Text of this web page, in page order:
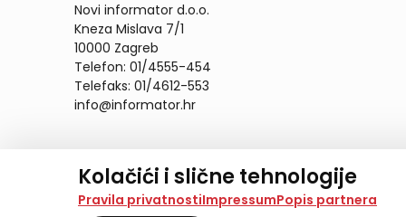
Kolačići i slične tehnologije
Na našoj web stranici koristimo kolačiće i slične
Pravila privatnostiImpressumPopis partnera
Novi informator d.o.o.
Kneza Mislava 7/1
10000 Zagreb
Telefon: 01/4555-454
Telefaks: 01/4612-553
info@informator.hr